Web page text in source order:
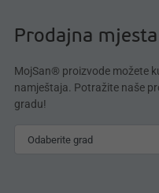
Prodajna
MojSan® proizvode možete
namještaja. Potražite naše
gradu!